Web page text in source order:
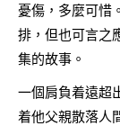
憂傷，多麼可惜
排，但也可言之
集的故事。
一個肩負着遠超
着他父親散落人